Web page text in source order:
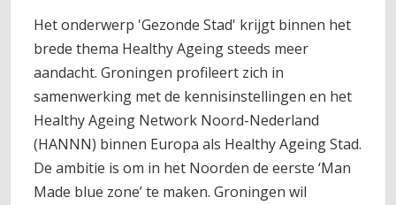
Het onderwerp 'Gezonde Stad' krijgt binnen het
brede thema Healthy Ageing steeds meer
aandacht. Groningen profileert zich in
samenwerking met de kennisinstellingen en het
Healthy Ageing Network Noord-Nederland
(HANNN) binnen Europa als Healthy Ageing Stad.
De ambitie is om in het Noorden de eerste ‘Man
Made blue zone’ te maken. Groningen wil